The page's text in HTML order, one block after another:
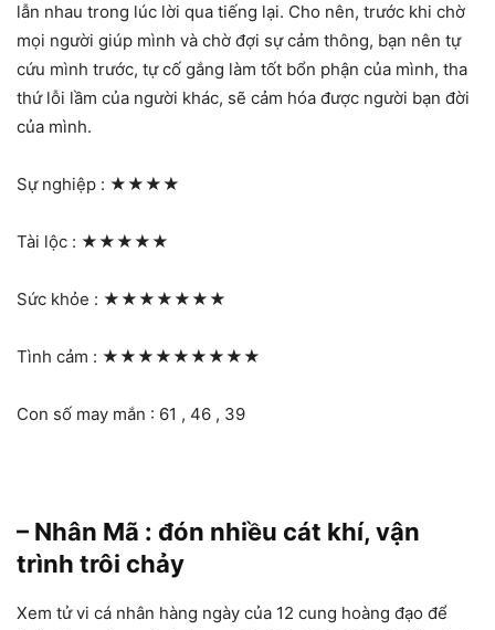
lẫn nhau trong lúc lời qua tiếng lại. Cho nên, trước khi chờ
mọi người giúp mình và chờ đợi sự cảm thông, bạn nên tự
cứu mình trước, tự cố gắng làm tốt bổn phận của mình, tha
thứ lỗi lầm của người khác, sẽ cảm hóa được người bạn đời
của mình.
Sự nghiệp : ★★★★
Tài lộc : ★★★★★
Sức khỏe : ★★★★★★★
Tình cảm : ★★★★★★★★★
Con số may mắn : 61 , 46 , 39
– Nhân Mã : đón nhiều cát khí, vận
trình trôi chảy
Xem tử vi cá nhân hàng ngày của 12 cung hoàng đạo để